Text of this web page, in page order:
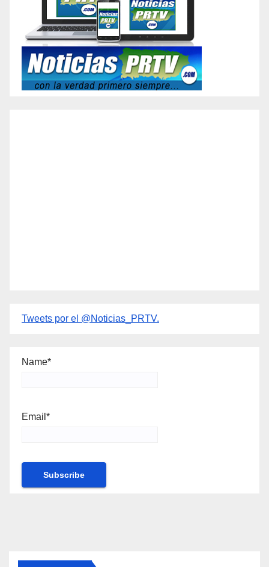
Tweets por el @Noticias_PRTV.
Name*
Email*